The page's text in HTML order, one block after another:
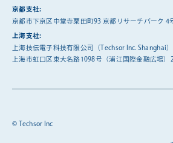
京都支社:
京都市下京区中堂寺粟田町93 京都リサーチパーク 4
上海支社:
上海技伝電子科技有限公司（Techsor Inc. Shanghai）
上海市虹口区東大名路1098号（浦江国際金融広場）
© Techsor Inc